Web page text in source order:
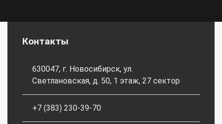
Контакты
630047, г. Новосибирск, ул.
Светлановская, д. 50, 1 этаж, 27 сектор
+7 (383) 230-39-70